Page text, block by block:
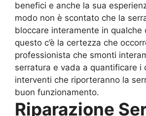
benefici e anche la sua
modo non è scontato che la
bloccare interamente in qualche
questo c’è la certezza che
professionista che smonti
serratura e vada a quantificare i
interventi che riporteranno la
buon funzionamento.
Riparazione